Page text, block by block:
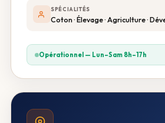
SPÉCIALITÉS
Coton · Élevage · Agriculture ·
Opérationnel — Lun–Sam 8h–17h